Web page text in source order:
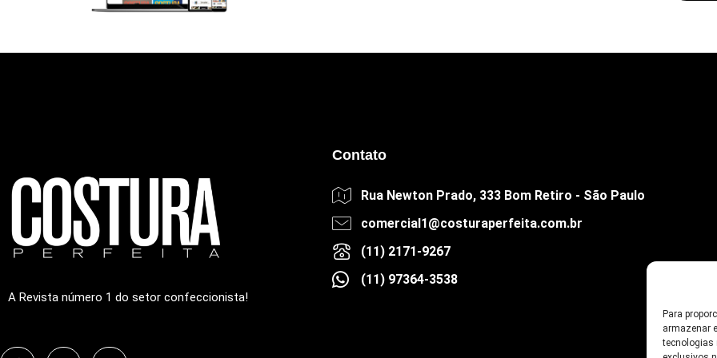
Para
armazenar
tecnologias
A Revista número 1 do setor confeccionista!
Contato
Rua Newton Prado, 333 Bom Retiro - São Paulo
comercial1@costuraperfeita.com.br
(11) 2171-9267
(11) 97364-3538